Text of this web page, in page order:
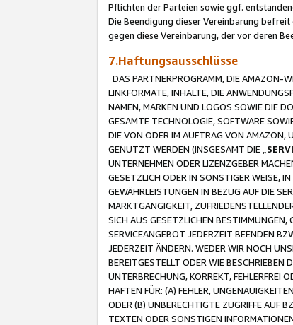
Pflichten der Parteien sowie ggf.
Die Beendigung dieser Vereinbarung
gegen diese Vereinbarung, der vor deren
7.Haftungsausschlüsse
DAS PARTNERPROGRAMM, DIE AMAZON-
LINKFORMATE, INHALTE, DIE
NAMEN, MARKEN UND LOGOS SOWIE DIE
GESAMTE TECHNOLOGIE, SOFTWARE
DIE VON ODER IM AUFTRAG VON AMAZON,
GENUTZT WERDEN (INSGESAMT DIE „
UNTERNEHMEN ODER LIZENZGEBER
GESETZLICH ODER IN SONSTIGER WEISE,
GEWÄHRLEISTUNGEN IN BEZUG AUF DIE
MARKTGÄNGIGKEIT,
SICH AUS GESETZLICHEN BESTIMMUNGEN,
SERVICEANGEBOT JEDERZEIT BEENDEN
JEDERZEIT ÄNDERN. WEDER WIR NOCH
BEREITGESTELLT ODER WIE
UNTERBRECHUNG, KORREKT, FEHLERFREI
HAFTEN FÜR: (A) FEHLER,
ODER (B) UNBERECHTIGTE ZUGRIFFE AUF
TEXTEN ODER SONSTIGEN